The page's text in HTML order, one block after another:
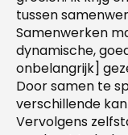
tussen
Samenwerken
dynamische,
onbelangrijk]
Door samen te
verschillende
Vervolgens